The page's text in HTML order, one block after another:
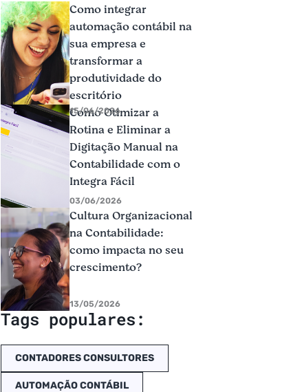
Como integrar
automação contábil na
sua empresa e
transformar a
produtividade do
escritório
15/06/2026
Como Otimizar a
Rotina e Eliminar a
Digitação Manual na
Contabilidade com o
Integra Fácil
03/06/2026
Cultura Organizacional
na Contabilidade:
como impacta no seu
crescimento?
13/05/2026
Tags populares:
CONTADORES CONSULTORES
AUTOMAÇÃO CONTÁBIL